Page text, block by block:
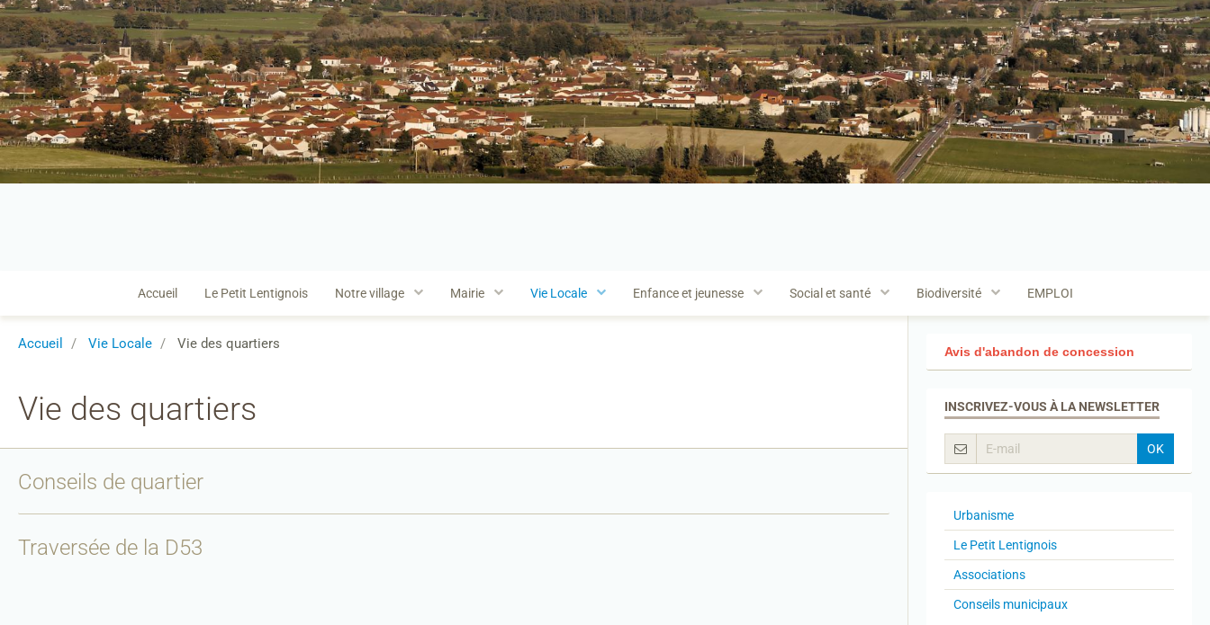
Accueil Le Petit Lentignois Notre village Mairie Vie Locale Enfance et jeunesse Social et santé Biodiversité EMPLOI
Accueil Vie Locale Vie des quartiers
Vie des quartiers
Conseils de quartier
Traversée de la D53
Avis d'abandon de concession
INSCRIVEZ-VOUS À LA NEWSLETTER
OK
Urbanisme
Le Petit Lentignois
Associations
Conseils municipaux